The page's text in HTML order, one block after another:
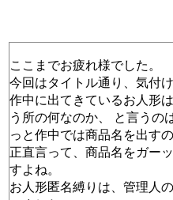
ここまでお疲れ様でした。
今回はタイトル通り、気付
作中に出てきているお人形
う所の何なのか、 と言うの
っと作中では商品名を出す
正直言って、商品名をガー
すよね。
お人形匿名縛りは、管理人